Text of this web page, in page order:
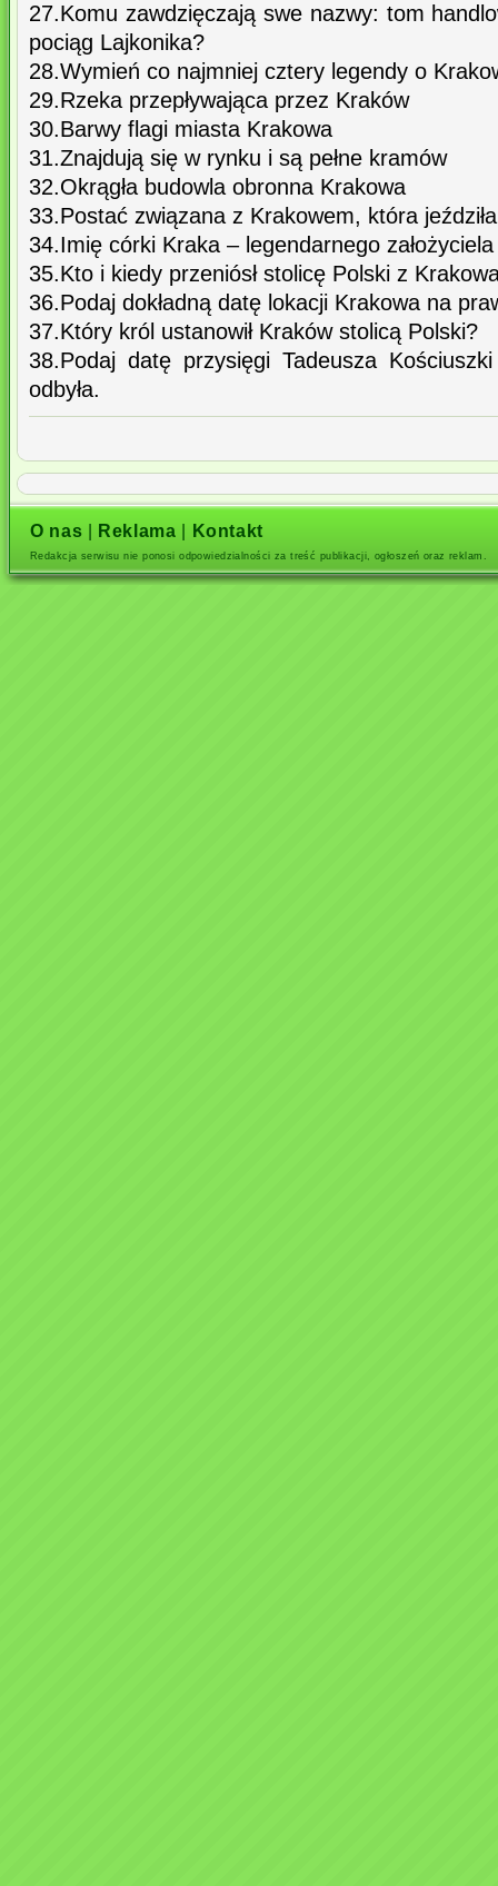
27.Komu zawdzięczają swe nazwy: tom
pociąg Lajkonika?
28.Wymień co najmniej cztery legendy o
29.Rzeka przepływająca przez Kraków
30.Barwy flagi miasta Krakowa
31.Znajdują się w rynku i są pełne kramów
32.Okrągła budowla obronna Krakowa
33.Postać związana z Krakowem, która
34.Imię córki Kraka – legendarnego
35.Kto i kiedy przeniósł stolicę Polski z
36.Podaj dokładną datę lokacji Krakowa na
37.Który król ustanowił Kraków stolicą Polski?
38.Podaj datę przysięgi Tadeusza
odbyła.
O nas Reklama Kontakt
Redakcja serwisu nie ponosi odpowiedzialności za treść publikacji, ogłoszeń oraz reklam.